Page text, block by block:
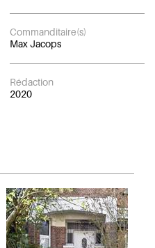
Commanditaire(s)
Max Jacops
Rédaction
2020